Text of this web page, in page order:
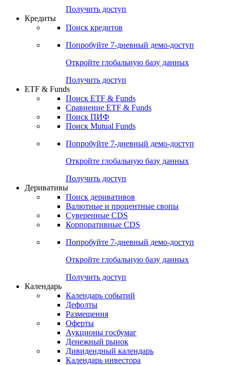
Получить доступ
Кредиты
Поиск кредитов
Попробуйте 7-дневный демо-доступ
Откройте глобальную базу данных
Получить доступ
ETF & Funds
Поиск ETF & Funds
Сравнение ETF & Funds
Поиск ПИФ
Поиск Mutual Funds
Попробуйте 7-дневный демо-доступ
Откройте глобальную базу данных
Получить доступ
Деривативы
Поиск деривативов
Валютные и процентные свопы
Суверенные CDS
Корпоративные CDS
Попробуйте 7-дневный демо-доступ
Откройте глобальную базу данных
Получить доступ
Календарь
Календарь событий
Дефолты
Размещения
Оферты
Аукционы госбумаг
Денежный рынок
Дивидендный календарь
Календарь инвестора